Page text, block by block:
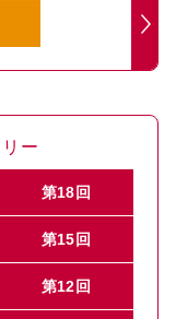
ー
第18回
第15回
第12回